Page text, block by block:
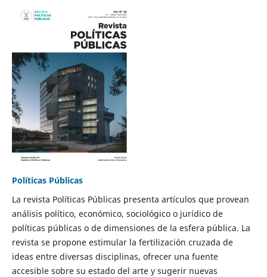
Políticas Públicas
La revista Políticas Públicas presenta artículos que provean
análisis político, económico, sociológico o jurídico de
políticas públicas o de dimensiones de la esfera pública. La
revista se propone estimular la fertilización cruzada de
ideas entre diversas disciplinas, ofrecer una fuente
accesible sobre su estado del arte y sugerir nuevas